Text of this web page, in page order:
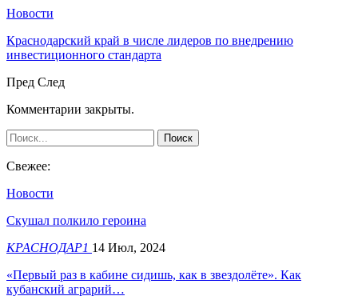
Новости
Краснодарский край в числе лидеров по внедрению
инвестиционного стандарта
Пред След
Комментарии закрыты.
Свежее:
Новости
Скушал полкило героина
КРАСНОДАР1 14 Июл, 2024
«Первый раз в кабине сидишь, как в звездолёте». Как
кубанский аграрий…